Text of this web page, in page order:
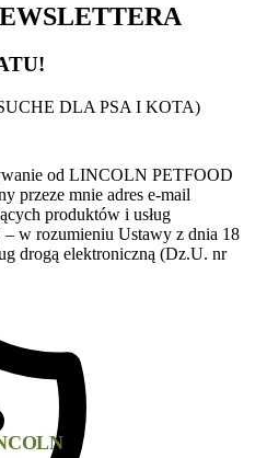
DLA PSA I KOTA)
od LINCOLN PETFOOD
przeze mnie adres e-mail
produktów i usług
w rozumieniu Ustawy z dnia 18
drogą elektroniczną (Dz.U. nr